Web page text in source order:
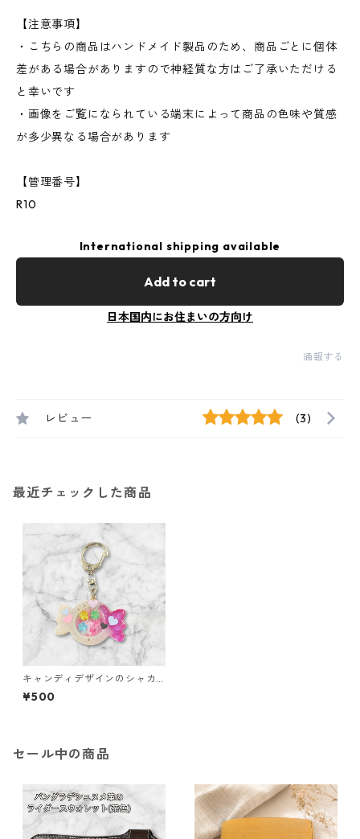
【注意事項】
・こちらの商品はハンドメイド製品のため、商品ごとに個体
差がある場合がありますので神経質な方はご了承いただける
と幸いです
・画像をご覧になられている端末によって商品の色味や質感
が多少異なる場合があります
【管理番号】
R10
International shipping available
Add to cart
日本国内にお住まいの方向け
通報する
レビュー (3)
最近チェックした商品
キャンディデザインのシャカ
シャカキーホルダー（ホワイ
トピンク）
¥500
セール中の商品